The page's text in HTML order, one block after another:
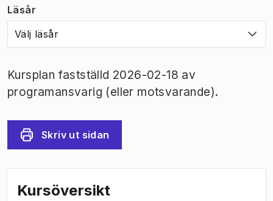
Läsår
Välj läsår
Kursplan fastställd 2026-02-18 av
programansvarig (eller motsvarande).
Skriv ut sidan
Kursöversikt